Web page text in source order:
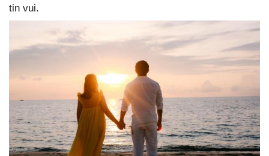
tin vui.